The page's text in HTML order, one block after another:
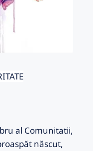
al Comunitatii,
născut,